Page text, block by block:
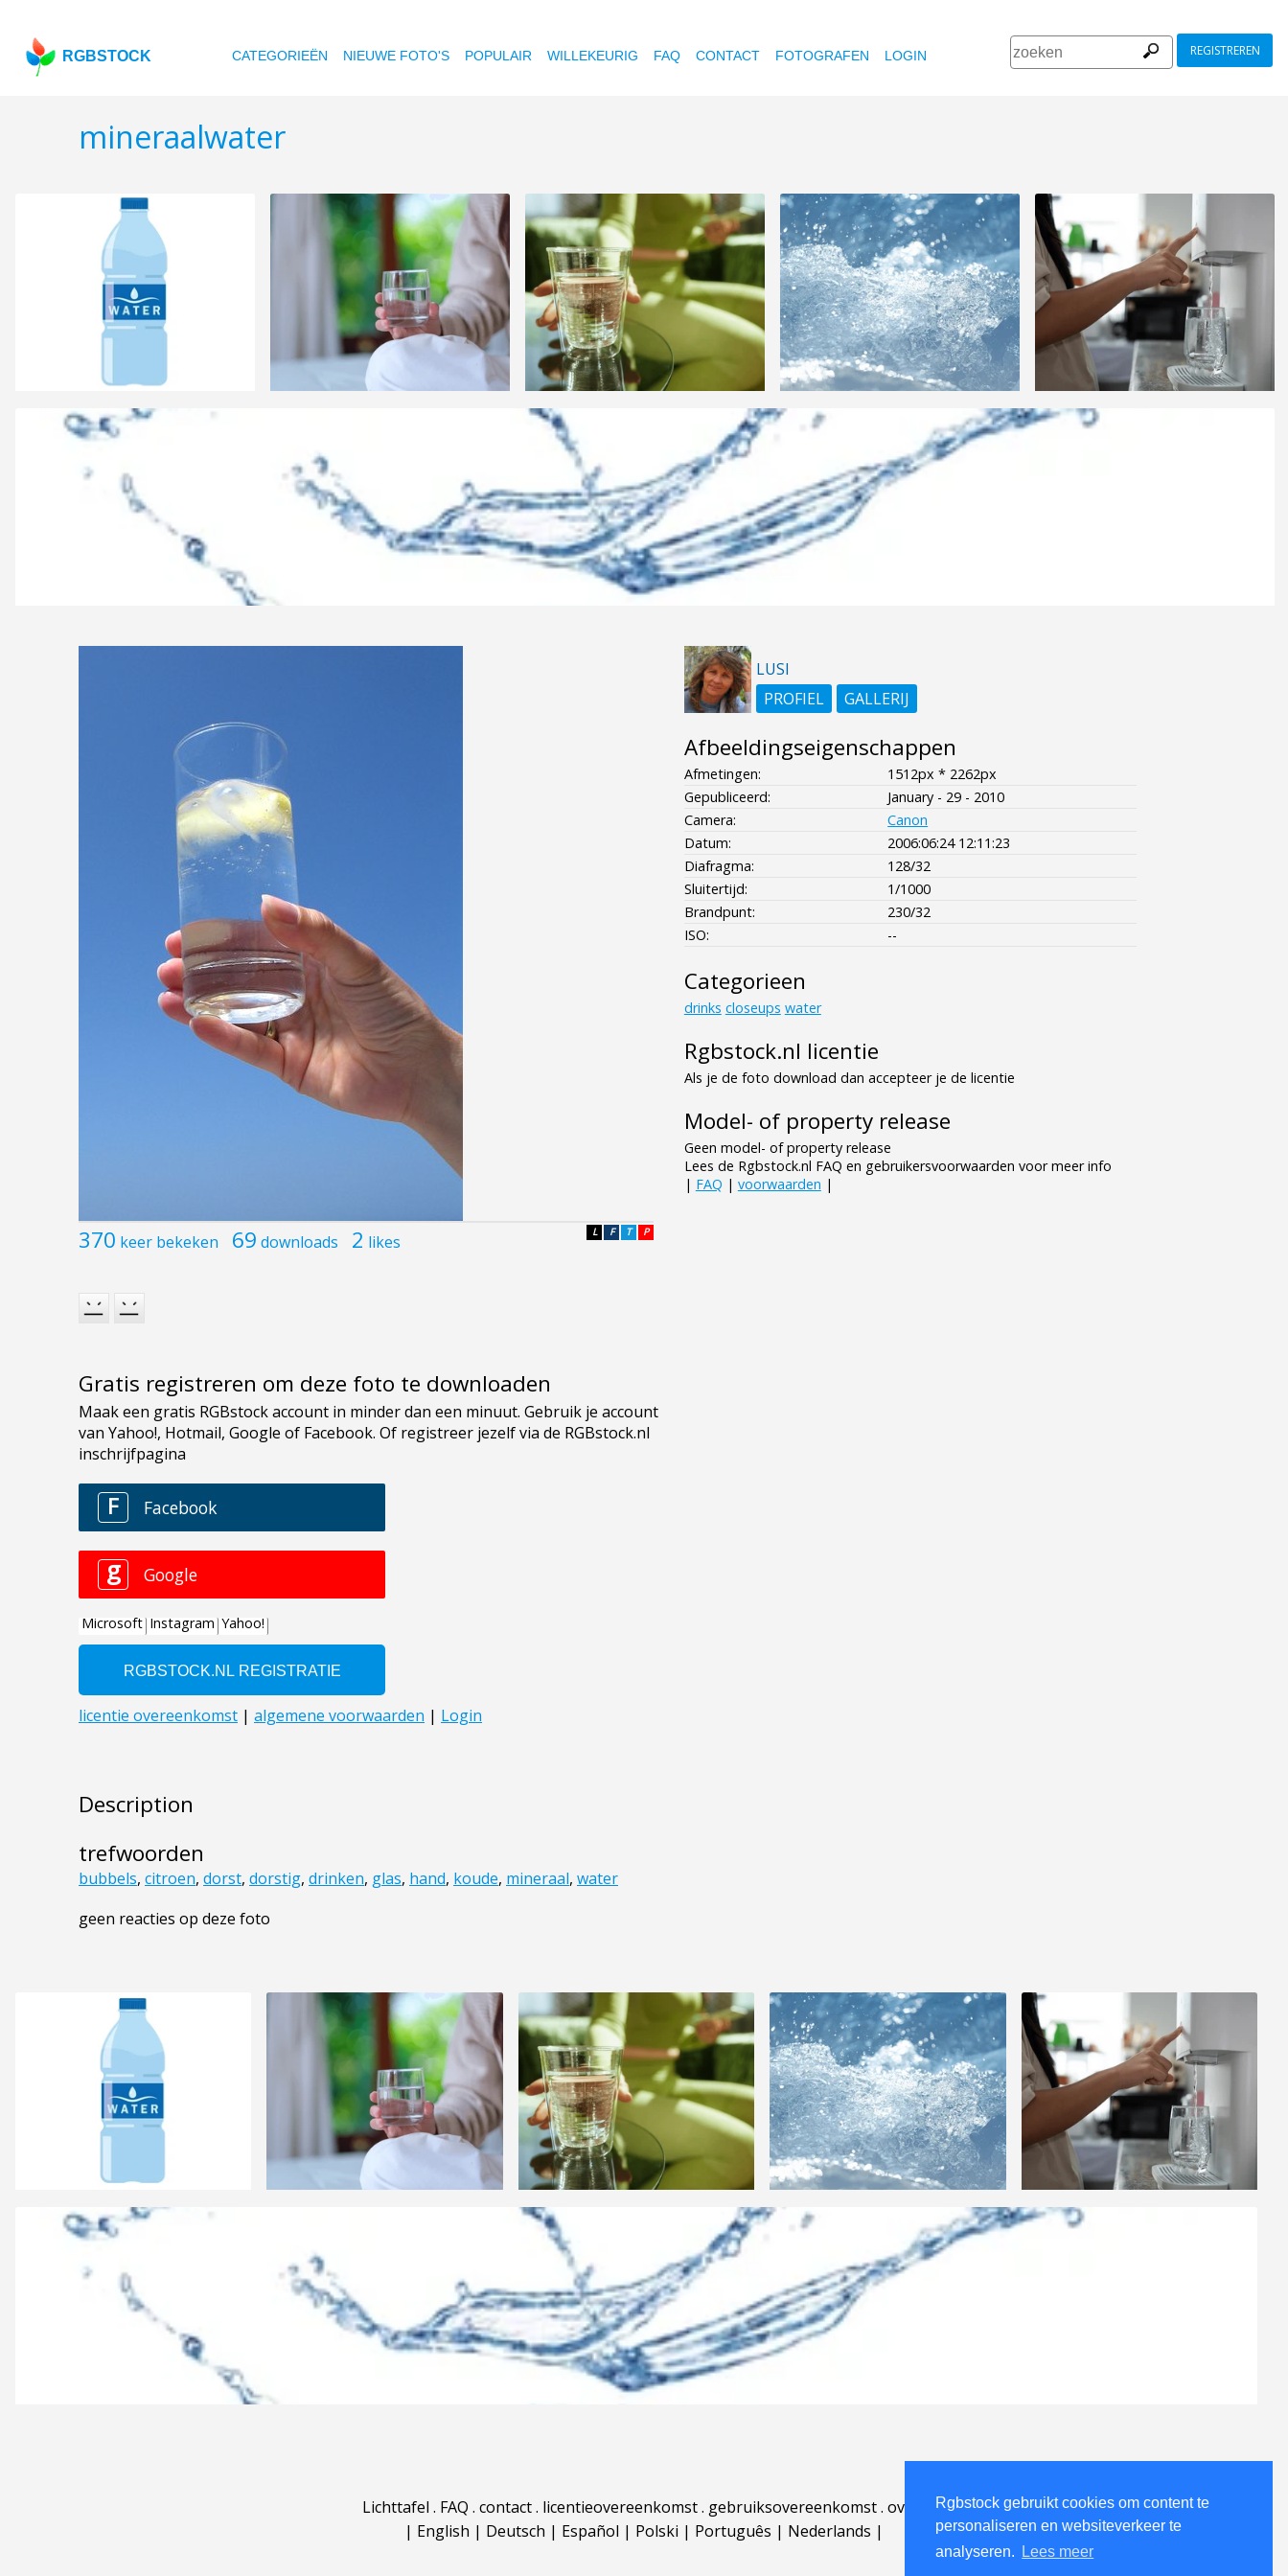
Rgbstock gebruikt cookies om content te
personaliseren en websiteverkeer te
analyseren.
Lees meer
RGBSTOCK CATEGORIEËN NIEUWE FOTO'S POPULAIR WILLEKEURIG FAQ CONTACT FOTOGRAFEN LOGIN REGISTREREN
mineraalwater
370 keer bekeken 69 downloads 2 likes P
T
F
L
Gratis registreren om deze foto te downloaden
Description
trefwoorden
bubbels, citroen, dorst, dorstig, drinken, glas, hand, koude, mineraal, water
geen reacties op deze foto
LUSI
PROFIEL
GALLERIJ
Afbeeldingseigenschappen
Afmetingen:
1512px * 2262px
Gepubliceerd:
January - 29 - 2010
Camera:
Canon
Datum:
2006:06:24 12:11:23
Diafragma:
128/32
Sluitertijd:
1/1000
Brandpunt:
230/32
ISO:
--
Categorieen
drinks closeups water
Rgbstock.nl licentie
Als je de foto download dan accepteer je de licentie
Model- of property release
Geen model- of property release
Lees de Rgbstock.nl FAQ en gebruikersvoorwaarden voor meer info
| FAQ | voorwaarden |
Lichttafel . FAQ . contact. licentieovereenkomst. gebruiksovereenkomst. over
| English | Deutsch | Español | Polski | Português | Nederlands |